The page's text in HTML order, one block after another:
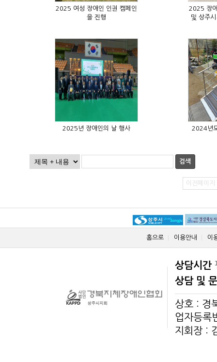
을 진행
2025년 장애인의 날 행사 2024년
검색
이전페이지
홈으로 이용안내 이
상담시간
상담 및
상호 : 경
업자등
지회장 :